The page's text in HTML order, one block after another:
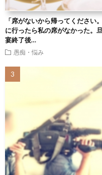
「席がないから帰ってください
に行ったら私の席がなかった。
宴終了後…
愚痴・悩み